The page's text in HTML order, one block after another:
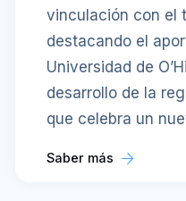
vinculación con el
destacando el
Universidad de
desarrollo de la
que celebra un
Saber más